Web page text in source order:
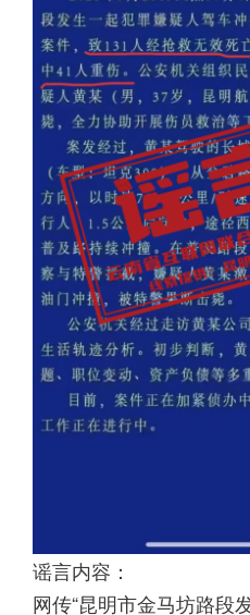
谣言内容：
网传“昆明市金马坊路段